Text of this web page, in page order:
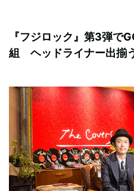
『フジロック』第3弾で
組 ヘッドライナー出揃